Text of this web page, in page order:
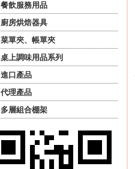
餐飲服務用品
廚房烘焙器具
菜單夾、帳單夾
桌上調味用品系列
進口產品
代理產品
多層組合棚架